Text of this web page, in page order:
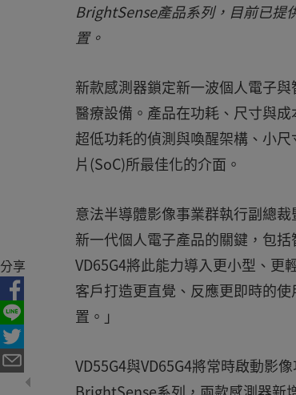
BrightSense產品系列，目前已提
置。
新款感測器鎖定新一波個人電子
醫療設備。產品在功耗、尺寸與
超低功耗的偵測與喚醒架構、小
片(SoC)所最佳化的介面。
意法半導體影像事業群執行副總
新一代個人電子產品的關鍵，包
VD65G4將此能力導入更小型、
客戶打造更直覺、反應更即時的
置。」
VD55G4與VD65G4將常時啟動影
分享